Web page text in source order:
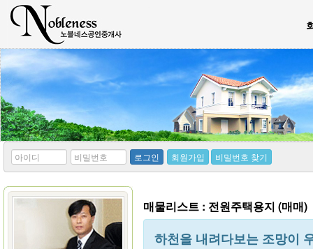
*
아
디
*
비
번
호
로그인 회원가입 비밀번호 찾기
매물리스트 : 전원주택용지 (매매)
하천을 내려다보는 조망이